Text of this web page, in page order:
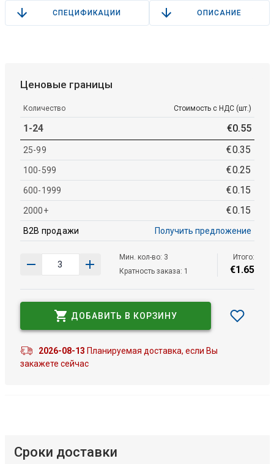
СПЕЦИФИКАЦИИ ОПИСАНИЕ
Ценовые границы
Количество Стоимость с НДС (шт.)
1-24 €0.55
25-99 €0.35
100-599 €0.25
600-1999 €0.15
2000+ €0.15
B2B продажи Получить предложение
Мин. кол-во: 3
Кратность заказа: 1
Итого:
€1 .65
ДОБАВИТЬ В КОРЗИНУ
2026-08-13 Планируемая доставка, если Вы
закажете сейчас
Сроки доставки